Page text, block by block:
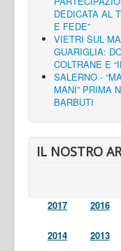
DEDICATA AL
E FEDE”
VIETRI SUL
GUARIGLIA:
COLTRANE E
SALERNO -
MANI” PRIMA
BARBUTI
IL NOSTRO
2017 2016
2014 2013